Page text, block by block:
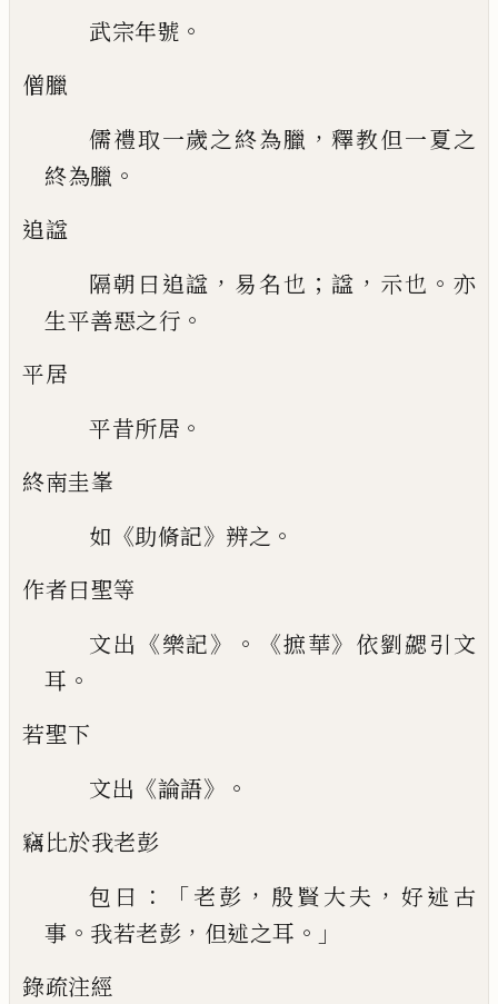
武宗年號 。
僧臘
儒禮取一歲之終為臘 ，釋教但一夏之
終為臘 。
追諡
隔朝曰追諡 ， 易名也 ； 諡 ， 示也 。 亦
生平善惡之行 。
平居
平昔所居 。
終南圭峯
如 《助脩記》 辨之 。
作者曰聖等
文出 《樂記》。《摭華》 依劉勰引文
耳 。
若聖下
文出 《論語》。
竊比於我老彭
包曰 ：「老彭 ， 殷賢大夫 ， 好述古
事 。 我若老彭 ， 但述之耳 。」
錄疏注經